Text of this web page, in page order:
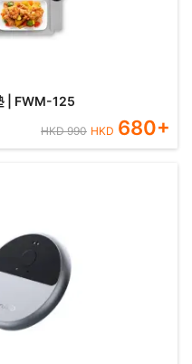
| FWM-125
HKD990 HKD 680+